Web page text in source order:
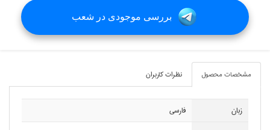
بررسی موجودی در شعب
مشخصات محصول نظرات کاربران
زبان
فارسي